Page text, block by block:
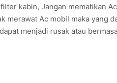
kabin, Jangan mematikan
merawat Ac mobil maka yang
menjadi rusak atau